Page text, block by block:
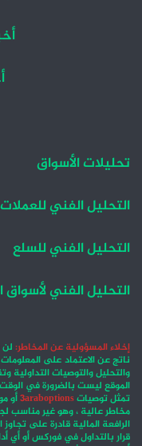
تحليلات الأسواق
التحليل الفني للعملات
التحليل الفني للسلع
التحليل الفني لأسواق
إخلاء المسؤولية عن المخاطر:
ناتج عن الاعتماد على
والتحليل والتوصيات التداولية
الموقع ليست بالضرورة في الوقت
تمثل توصيات3araboptionsأو
مخاطر عالية ، وهو غير مناسب
الرافعة المالية قادرة على
قرار بالتداول في فوركس أو أي